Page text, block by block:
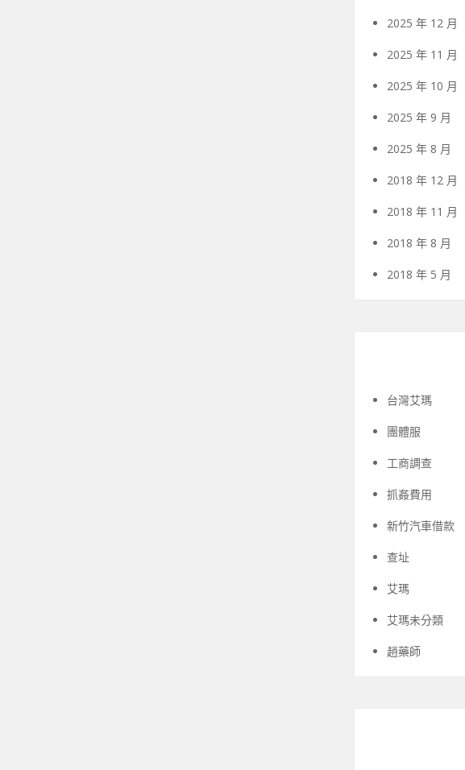
2025 年 12 月
2025 年 11 月
2025 年 10 月
2025 年 9 月
2025 年 8 月
2018 年 12 月
2018 年 11 月
2018 年 8 月
2018 年 5 月
台灣艾瑪
團體服
工商調查
抓姦費用
新竹汽車借款
查址
艾瑪
艾瑪未分類
趙藥師